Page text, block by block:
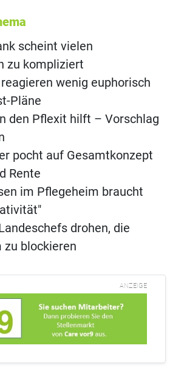
scheint vielen
zu kompliziert
wenig euphorisch
Pläne
den Pflexit hilft – Vorschlag
pocht auf Gesamtkonzept
Rente
im Pflegeheim braucht
drohen, die
blockieren
ANZEIGE